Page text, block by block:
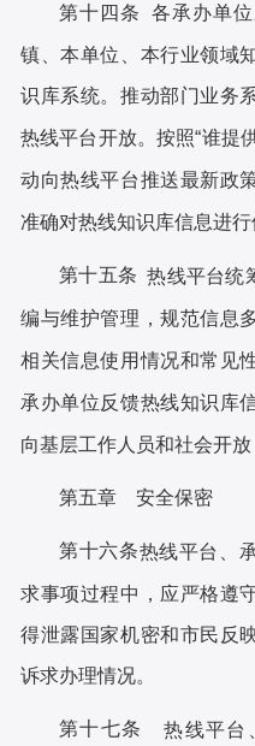
第十四条 各承办单
镇、本单位、本行业领域
识库系统。推动部门业务
热线平台开放。按照“谁提
动向热线平台推送最新政
准确对热线知识库信息进行
第十五条热线平台统
编与维护管理，规范信息
相关信息使用情况和常见
承办单位反馈热线知识库
向基层工作人员和社会开放
第五章安全保密
第十六条热线平台、
求事项过程中，应严格遵
得泄露 国家机密和市民反
诉求办理情况。
第十七条 热线平台